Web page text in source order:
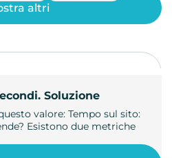
Soluzione
valore: Tempo sul sito:
Esistono due metriche
altri